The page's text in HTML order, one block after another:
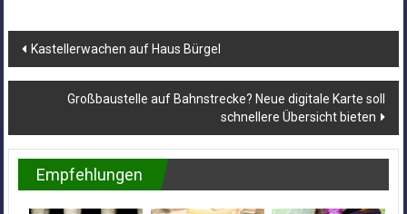
Beitragsnavigation
Kastellerwachen auf Haus Bürgel
Großbaustelle auf Bahnstrecke? Neue digitale Karte soll
schnellere Übersicht bieten
Empfehlungen